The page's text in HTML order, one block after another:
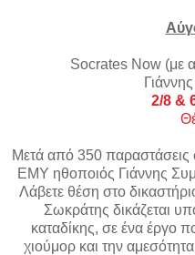
Socrates Now(με
2/8 &
Μετά από 350 παραστάσεις
ΕΜΥ ηθοποιός Γιάννης
Λάβετε θέση στο
Σωκράτης δικάζεται
καταδίκης, σε ένα έργο
χιούμορ και την